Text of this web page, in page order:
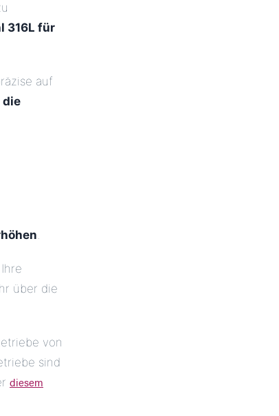
316L für
auf
die
.
über die
von
sind
diesem